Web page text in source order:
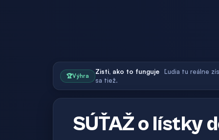
🏆Výhra
Zisti, ako to funguje
Ľudia tu reálne
sa tiež.
SÚŤAŽ o lístky